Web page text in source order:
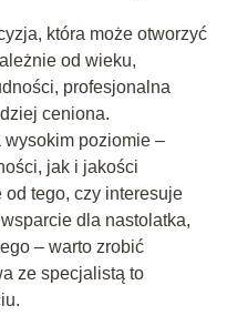
która może otworzyć
od wieku,
profesjonalna
ceniona.
poziomie –
jak i jakości
od tego, czy interesuje
dla nastolatka,
– warto zrobić
ze specjalistą to